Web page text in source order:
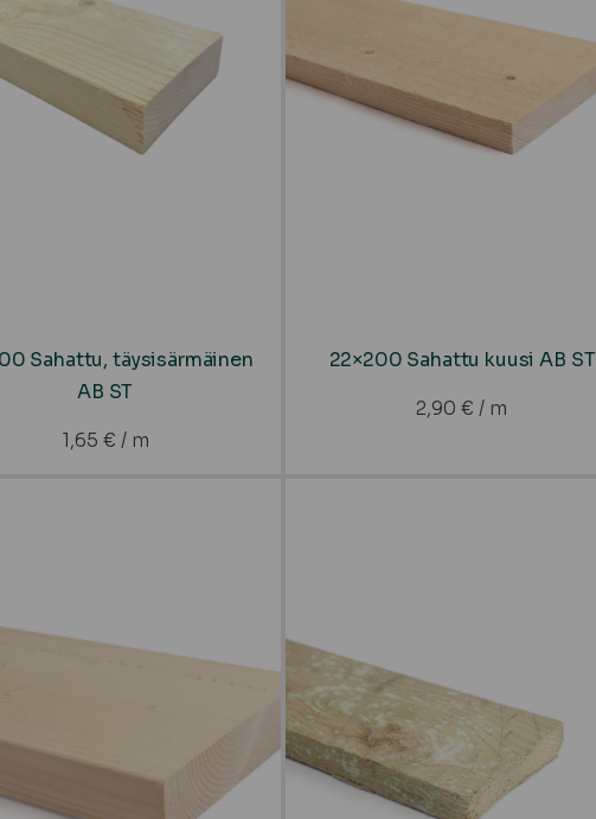
Sahattu, täysisärmäinen
AB ST
1,65 € / m
22×200 Sahattu kuusi AB ST
2,90€ / m